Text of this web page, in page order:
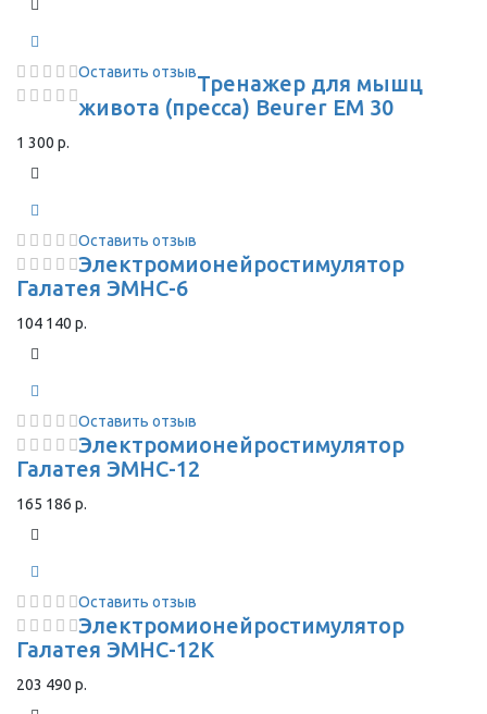
Оставить отзывТренажер для мышц
живота (пресса) Beurer EM 30
1 300 р.
Оставить отзыв
Электромионейростимулятор
Галатея ЭМНС-6
104 140 р.
Оставить отзыв
Электромионейростимулятор
Галатея ЭМНС-12
165 186 р.
Оставить отзыв
Электромионейростимулятор
Галатея ЭМНС-12К
203 490 р.